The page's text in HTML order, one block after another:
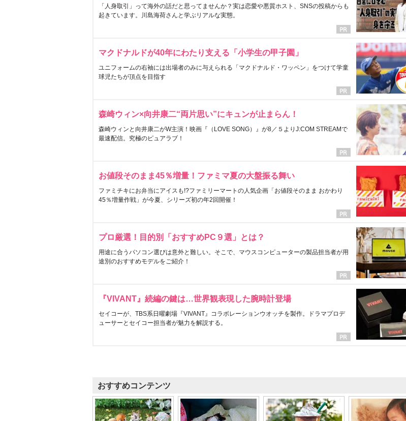
「人身取引」って海外の話だと思ってませんか？実は恋愛や悪質ホスト、SNSの投稿からも
起きています。川島海荷さんと学ぶリアルな実態。
マクドナルドが40年にわたり支える「小学生の甲子園」
ユニフォームの右袖には出場者のみに与えられる「マクドナルド・ワッペン」をつけて学童
球児たちが頂点を目指す
森崎ウィン×向井康二“両片思い”にキュンが止まらん！
森崎ウィンと向井康二がW主演！映画『（LOVE SONG）』が8／５よりJ:COM STREAMで
最速配信。究極のピュアラブ！
お値段そのまま45％増量！ファミマ夏の大盤振る舞い
ファミチキにお弁当にアイスも!?ファミリーマートの人気企画「お値段そのまま おかわり
45％増量作戦」が今夏、シリーズ初の年2回開催！
プロ厳選！目的別「おすすめPC９選」とは？
用途に合うパソコン選びは意外と難しい。そこで、マウスコンピューターの製品担当者が用
途別のおすすめモデルをご紹介！
『VIVANT』続編の鍵は…世界観表現した腕時計登場
セイコーが、TBS系日曜劇場『VIVANT』コラボレーションウオッチを製作。ドラマプロデ
ューサーとセイコー担当者が魅力を解説する。
おすすめコンテンツ